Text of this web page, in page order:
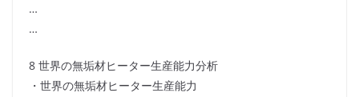
…
…
8 世界の無垢材ヒーター生産能力分析
・世界の無垢材ヒーター生産能力